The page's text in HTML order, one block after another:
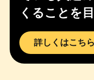
くることを
詳しくはこちら